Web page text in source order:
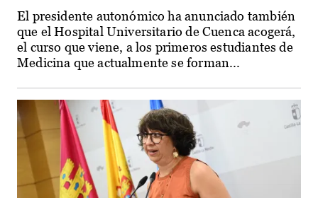
El presidente autonómico ha anunciado también
que el Hospital Universitario de Cuenca acogerá,
el curso que viene, a los primeros estudiantes de
Medicina que actualmente se forman...